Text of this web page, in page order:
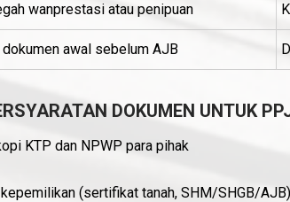
wanprestasi atau penipuan
dokumen awal sebelum AJB
DOKUMEN UNTUK
KTP dan NPWP para pihak
(sertifikat tanah, SHM/SHGB/AJB)